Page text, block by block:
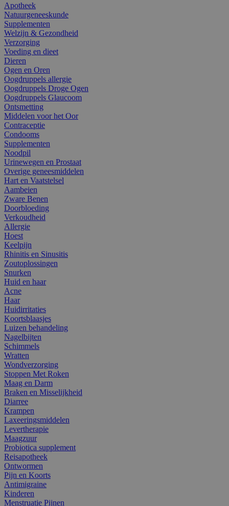
Apotheek
Natuurgeneeskunde
Supplementen
Welzijn & Gezondheid
Verzorging
Voeding en dieet
Dieren
Ogen en Oren
Oogdruppels allergie
Oogdruppels Droge Ogen
Oogdruppels Glaucoom
Ontsmetting
Middelen voor het Oor
Contraceptie
Condooms
Supplementen
Noodpil
Urinewegen en Prostaat
Overige geneesmiddelen
Hart en Vaatstelsel
Aambeien
Zware Benen
Doorbloeding
Verkoudheid
Allergie
Hoest
Keelpijn
Rhinitis en Sinusitis
Zoutoplossingen
Snurken
Huid en haar
Acne
Haar
Huidirritaties
Koortsblaasjes
Luizen behandeling
Nagelbijten
Schimmels
Wratten
Wondverzorging
Stoppen Met Roken
Maag en Darm
Braken en Misselijkheid
Diarree
Krampen
Laxeeringsmiddelen
Levertherapie
Maagzuur
Probiotica supplement
Reisapotheek
Ontwormen
Pijn en Koorts
Antimigraine
Kinderen
Menstruatie Pijnen